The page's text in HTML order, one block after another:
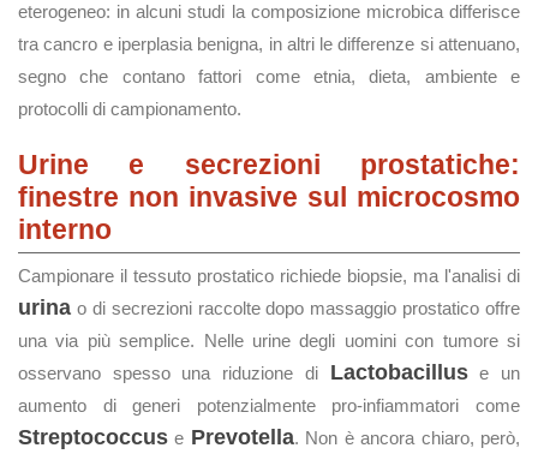
eterogeneo: in alcuni studi la composizione microbica differisce
tra cancro e iperplasia benigna, in altri le differenze si attenuano,
segno che contano fattori come etnia, dieta, ambiente e
protocolli di campionamento.
Urine e secrezioni prostatiche:
finestre non invasive sul microcosmo
interno
Campionare il tessuto prostatico richiede biopsie, ma l'analisi di
urina o di secrezioni raccolte dopo massaggio prostatico offre
una via più semplice. Nelle urine degli uomini con tumore si
osservano spesso una riduzione di Lactobacilluse un
aumento di generi potenzialmente pro‑infiammatori come
Streptococcus e Prevotella. Non è ancora chiaro, però,